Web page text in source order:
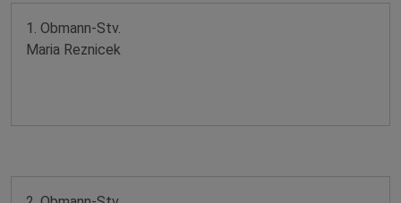
1. Obmann-Stv.
Maria Reznicek